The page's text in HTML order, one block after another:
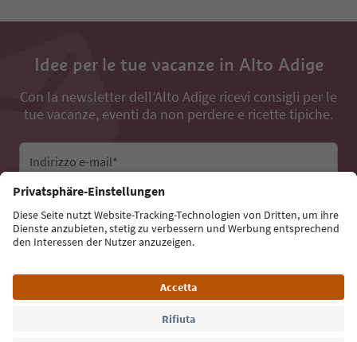
Idee per le tue vacanze in Alto Adige
Con la newsletter dell’Alto Adige ricevi consigli per le
tue vacanze, eventi da non perdere e ricette tipiche.
Indirizzo e-mail*
Iscriviti alla newsletter